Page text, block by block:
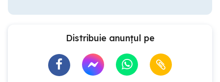
Distribuie anunțul pe